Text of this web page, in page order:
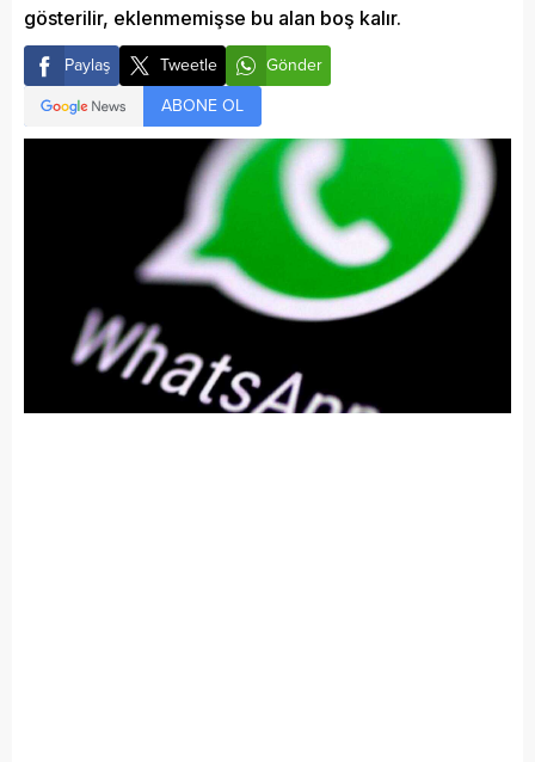
gösterilir, eklenmemişse bu alan boş kalır.
Paylaş Tweetle
Gönder
ABONE OL